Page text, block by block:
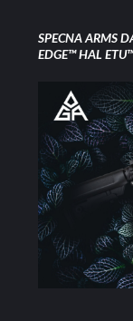
SPECNA ARMS
EDGE™ HAL